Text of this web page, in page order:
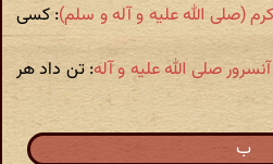
: کسی
: تن داد هر
ب